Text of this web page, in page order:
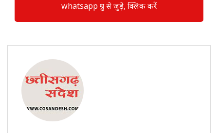
whatsapp ग्रुप से जुड़े, क्लिक करें